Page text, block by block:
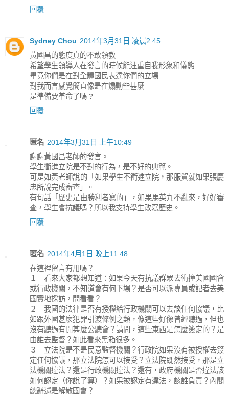
回覆
Sydney Chou 2014年3月31日 凌晨2:45
黃國昌的態度真的不敢領教
希望學生領導人在發言的時候能注重自我形象和儀態
畢竟你們是在對全體國民表達你們的立場
對我而言感覺簡直像是在煽動些甚麼
是準備要革命了嗎 ?
回覆
匿名 2014年3月31日 上午10:49
謝謝黃國昌老師的發言。
學生衝進立院是不對的行為，是不好的典範。
可是如黃老師說的「如果學生不衝進立院，那服貿就如果張慶
忠所說完成審查」。
有句話「歷史是由勝利者寫的」，如果馬英九不亂來，好好審
查，學生會抗議嗎？所以我支持學生改寫歷史。
回覆
匿名 2014年4月1日 晚上11:48
在這裡留言有用嗎？
１ 看來大家都想知道：如果今天有抗議群眾去衝撞美國國會
或行政機關，不知道會有何下場？是否可以派專員或記者去美
國實地採訪，問看看？
２ 我國的法律是否有授權給行政機關可以去談任何協議，比
如跟外國甚麼犯罪引渡條例之類，像這些好像曾經聽過，但也
沒有聽過有開甚麼公聽會？請問，這些東西是怎麼簽定的？是
由誰去監督？如此看來黑箱很多。
３ 立法院是不是民意監督機關？行政院如果沒有被授權去簽
定任何協議，那立法院怎可以接受？立法院既然接受，那是立
法機關違法？還是行政機關違法？還有，政府機關是否違法該
如何認定（你說了算）？如果被認定有違法，該誰負責？內閣
總辭還是解散國會？